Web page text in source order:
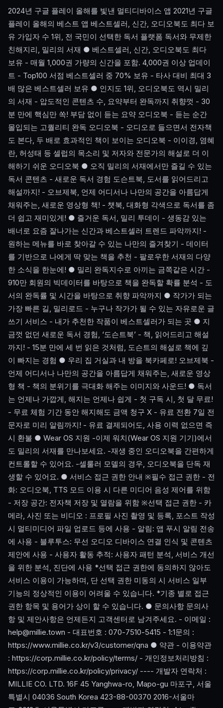
2024년 구글 플레이 올해를 빛낸 멀티디바이스 앱 2021년 구글
플레이 올해의 베스트 앱 베스트셀러, 신간, 오디오북도 최다 보
유 가입자 수 1위, 전 국민이 선택한 독서 플랫폼 독서와 무제한
친해지리, 밀리의 서재 ● 베스트셀러, 신간, 오디오북도 최다
보유 - 매월 1,000권 가량의 신간을 포함. 4,000권 이상 업데이
트 - Top100 서점 베스트셀러 중 70% 보유 - 타사 대비 최대 3
배 많은 베스트셀러 보유 ● 인지도 1위, 오디오북도 역시 밀리
의 서재 - 압도적인 콘텐츠 수, 요약부터 완독까지 취향껏 - 30
분 만에 핵심만 쏙! 부담 없이 듣는 요약 오디오북 - 듣는 순간
몰입되는 고퀄리티 완독 오디오북 - 오디오로 들으면서 전자책
도 본다, 두 배로 효과적인 책이 보이는 오디오북 - 이이경, 염혜
란, 허성태 등 셀럽의 목소리 및 저자와 전문가의 해설로 더 이
해하기 쉬운 오디오북 ● 오직 밀리의 서재에서만 즐길 수 있는
독서 콘텐츠 - 새로운 독서 경험 도슨트북, 도서를 읽어드리고
해설까지! - 오브제북, 언제 어디서나 나만의 공간을 아름답게
채워주는, 새로운 영상형 책! - 챗북, 대화형 각색으로 독서를 좀
더 쉽고 재미있게! ● 즐거운 독서, 밀리 투데이 - 생동감 있는
배너로 요즘 잘나가는 신간과 베스트셀러 트렌드 파악까지! -
원하는 메뉴를 바로 찾아갈 수 있는 나만의 즐겨찾기 - 데이터
를 기반으로 나에게 딱 맞는 책을 추천 - 팔로우한 서재의 다양
한 소식을 한눈에! ● 밀리 완독지수로 아끼는 금쪽같은 시간 -
910만 회원의 빅데이터를 바탕으로 책을 완독할 확률 분석 - 도
서의 완독률 및 시간을 바탕으로 취향 파악까지 ● 작가가 되는
가장 빠른 길, 밀리로드 - 누구나 작가가 될 수 있는 자유로운 글
쓰기 서비스 - 내가 추천한 작품이 베스트셀러가 되는 곳 ● 지
금껏 없던 새로운 독서 경험, ‘도슨트북’ - 책, 읽어드리고 해설
까지! - 15분 만에 세 번 읽은 것처럼, 도슨트의 해설로 책에 깊
이 빠지는 경험 ● 우리 집 거실과 내 방을 북카페로! 오브제북 -
언제 어디서나 나만의 공간을 아름답게 채워주는, 새로운 영상
형 책 - 책의 분위기를 극대화 해주는 이미지와 사운드! ● 독서
는 언제나 가깝게, 해지는 언제나 쉽게 - 첫 구독 시, 첫 달 무료!
- 무료 체험 기간 동안 해지해도 금액 청구 X - 유료 전환 7일 전
문자로 미리 알림까지! - 유료 결제되어도, 사용 이력 없으면 즉
시 환불 ● Wear OS 지원 -이제 워치(Wear OS 지원 기기)에서
도 밀리의 서재를 만나보세요. -재생 중인 오디오북을 간편하게
컨트롤할 수 있어요. -셀룰러 모델의 경우, 오디오북을 단독 재
생할 수 있어요. ● 서비스 접근 권한 안내 ※필수 접근 권한 - 전
화: 오디오북, TTS 모드 이용 시 다른 미디어 음성 제어를 위함
- 저장 공간: 전자책 저장 및 열람을 위함 ※선택 접근 권한 - 카
메라, 사진 또는 비디오 : 프로필 사진 촬영 및 등록, 포스트 작성
시 멀티미디어 파일 업로드 등에 사용 - 알림: 앱 푸시 알림 전송
에 사용 - 블루투스: 무선 오디오 디바이스 연결 인식 및 콘텐츠
제안에 사용 - 사용자 활동 추적: 사용자 패턴 분석, 서비스 개선
을 위한 분석, 진단에 사용 *선택 접근 권한에 동의하지 않아도
서비스 이용이 가능하며, 단 선택 권한 미동의 시 서비스 일부
기능의 정상적인 이용이 어려울 수 있습니다. *기종 별로 접근
권한 항목 및 용어가 상이 할 수 있습니다. ● 문의사항 문의사
항 및 제안사항은 언제든지 고객센터로 남겨주세요. - 이메일 :
help@millie.town - 대표번호 : 070-7510-5415 - 1:1문의 :
https://www.millie.co.kr/v3/customer/qna ● 약관 - 이용약관
: https://corp.millie.co.kr/policy/terms/ - 개인정보처리방침 :
https://corp.millie.co.kr/policy/privacy/ ---- 개발자 연락처 :
MILLIE CO. LTD. 16F 45 Yanghwa-ro, Mapo-gu 마포구, 서울
특별시 04036 South Korea 423-88-00370 2016-서울마